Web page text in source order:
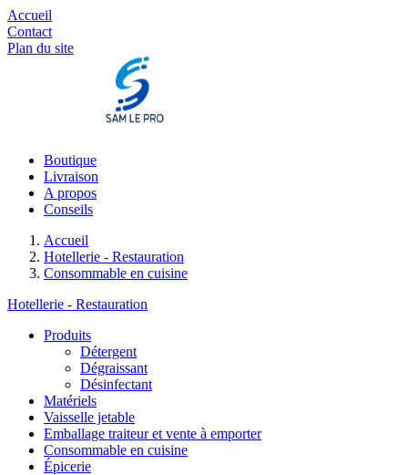
Accueil
Contact
Plan du site
Boutique
Livraison
A propos
Conseils
Accueil
Hotellerie - Restauration
Consommable en cuisine
Hotellerie - Restauration
Produits
Détergent
Dégraissant
Désinfectant
Matériels
Vaisselle jetable
Emballage traiteur et vente à emporter
Consommable en cuisine
Épicerie